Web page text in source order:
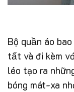
Bộ quần áo
tất và đi kèm
léo tạo ra
bóng mát-xa